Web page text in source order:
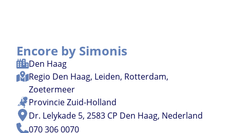
Encore by Simonis
Den Haag
Regio Den Haag, Leiden, Rotterdam,
Zoetermeer
ProvincieZuid-Holland
Dr. Lelykade 5, 2583 CP Den Haag, Nederland
070 306 0070